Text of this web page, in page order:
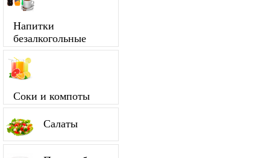
Напитки
безалкогольные
Соки и компоты
Салаты